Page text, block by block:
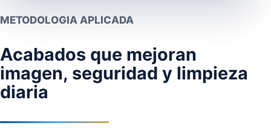
METODOLOGIA APLICADA
Acabados que mejoran
imagen, seguridad y limpieza
diaria